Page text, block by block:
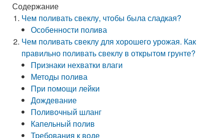
Содержание
Чем поливать свеклу, чтобы была сладкая?
Особенности полива
Чем поливать свеклу для хорошего урожая. Как
правильно поливать свеклу в открытом грунте?
Признаки нехватки влаги
Методы полива
При помощи лейки
Дождевание
Поливочный шланг
Капельный полив
Требования к воде